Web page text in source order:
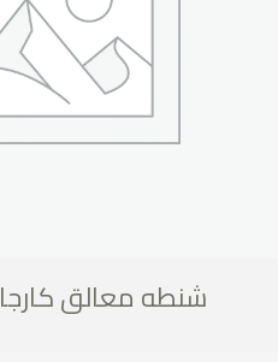
شنطه معالق كارجا 86 ق